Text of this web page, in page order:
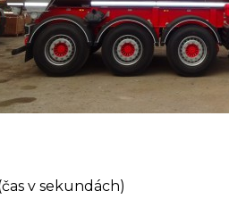
v sekundách)